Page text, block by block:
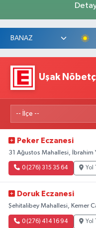
Uşak
Peker Eczanesi
31 Ağustos Mahallesi, İbrahim
0 (276) 315 35 64 Yol
Doruk Eczanesi
Şehitalibey Mahallesi, Kemer
0 (276) 414 16 94 Yol